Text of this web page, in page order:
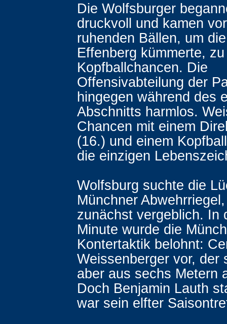
Die Wolfsburger
druckvoll und kamen
ruhenden Bällen, um
Effenberg kümmerte,
Kopfballchancen. Die
Offensivabteilung der
hingegen während des
Abschnitts harmlos.
Chancen mit einem
(16.) und einem
die einzigen
Wolfsburg suchte die
Münchner
zunächst vergeblich. In
Minute wurde die
Kontertaktik belohnt:
Weissenberger vor, der
aber aus sechs Metern
Doch Benjamin Lauth
war sein elfter